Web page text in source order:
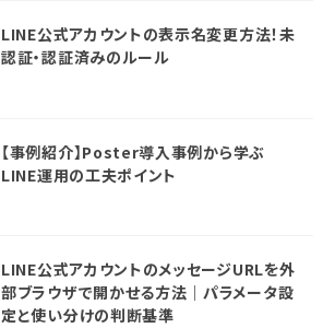
LINE公式アカウントの表示名変更方法！未
認証・認証済みのルール
【事例紹介】Poster導入事例から学ぶ
LINE運用の工夫ポイント
LINE公式アカウントのメッセージURLを外
部ブラウザで開かせる方法｜パラメータ設
定と使い分けの判断基準